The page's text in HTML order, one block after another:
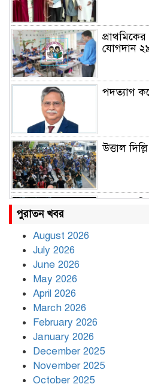
যোগদান
পদত্যাগ
উত্তাল
বৃষ্টি
পুরাতন খবর
August 2026
July 2026
June 2026
May 2026
April 2026
March 2026
February 2026
January 2026
December 2025
November 2025
October 2025